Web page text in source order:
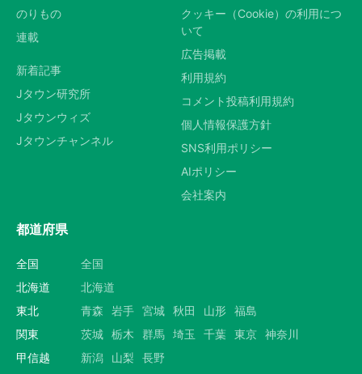
のりもの
連載
新着記事
Jタウン研究所
Jタウンウィズ
Jタウンチャンネル
クッキー（Cookie）の利用につ
いて
広告掲載
利用規約
コメント投稿利用規約
個人情報保護方針
SNS利用ポリシー
AIポリシー
会社案内
都道府県
全国
全国
北海道
北海道
東北
青森 岩手 宮城 秋田 山形 福島
関東
茨城 栃木 群馬 埼玉 千葉 東京 神奈川
甲信越
新潟 山梨
長野